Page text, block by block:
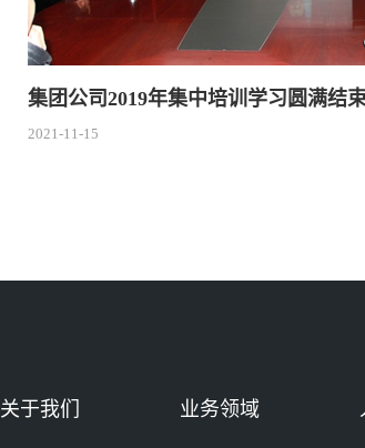
集团公司2019年集中培训学习圆满结
2021-11-15
关于我们 业务领域